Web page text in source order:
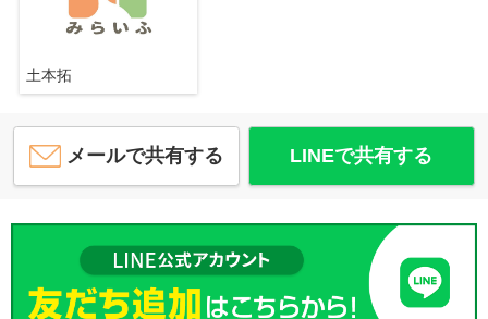
土本拓
メールで共有する LINEで共有する